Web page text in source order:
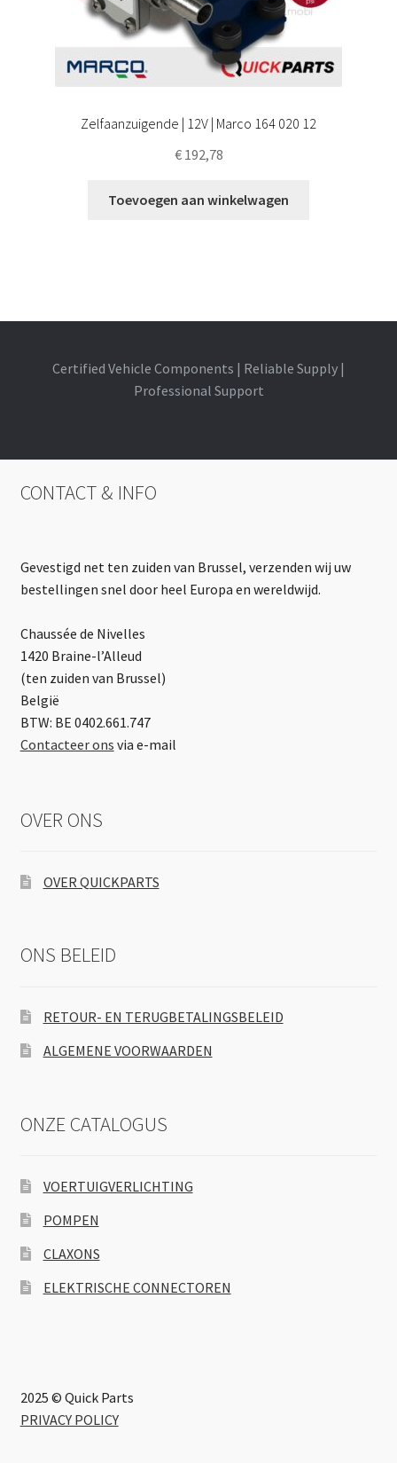
Zelfaanzuigende | 12V | Marco 164 020 12
€192,78
Toevoegen aan winkelwagen
Certified Vehicle Components | Reliable Supply |
Professional Support
CONTACT & INFO
Gevestigd net ten zuiden van Brussel, verzenden wij uw
bestellingen snel door heel Europa en wereldwijd.
Chaussée de Nivelles
1420 Braine-l’Alleud
(ten zuiden van Brussel)
België
BTW: BE 0402.661.747
Contacteer ons via e-mail
OVER ONS
OVER QUICKPARTS
ONS BELEID
RETOUR- EN TERUGBETALINGSBELEID
ALGEMENE VOORWAARDEN
ONZE CATALOGUS
VOERTUIGVERLICHTING
POMPEN
CLAXONS
ELEKTRISCHE CONNECTOREN
2025 © Quick Parts
PRIVACY POLICY